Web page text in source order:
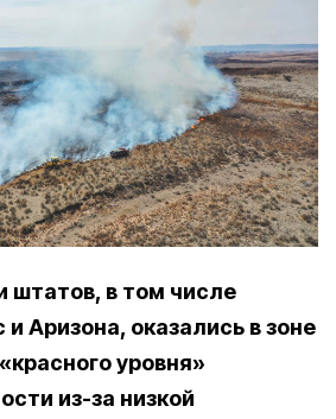
штатов, в том числе
Аризона, оказались в зоне
уровня»
из-за низкой